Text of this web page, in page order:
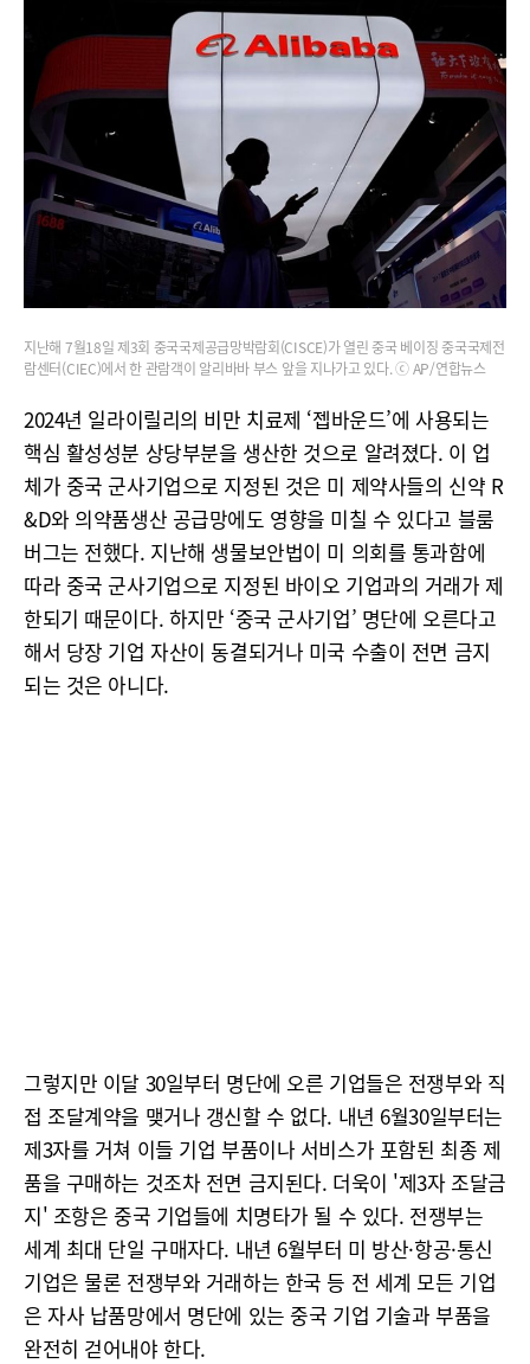
지난해 7월18일 제3회 중국국제공급망박람회(CISCE)가 열린 중국 베이징 중국국제전
람센터(CIEC)에서 한 관람객이 알리바바 부스 앞을 지나가고 있다. ⓒ AP/연합뉴스
2024년 일라이릴리의 비만 치료제 ‘젭바운드’에 사용되는
핵심 활성성분 상당부분을 생산한 것으로 알려졌다. 이 업
체가 중국 군사기업으로 지정된 것은 미 제약사들의 신약 R
&D와 의약품생산 공급망에도 영향을 미칠 수 있다고 블룸
버그는 전했다. 지난해 생물보안법이 미 의회를 통과함에
따라 중국 군사기업으로 지정된 바이오 기업과의 거래가 제
한되기 때문이다. 하지만 ‘중국 군사기업’ 명단에 오른다고
해서 당장 기업 자산이 동결되거나 미국 수출이 전면 금지
되는 것은 아니다.
그렇지만 이달 30일부터 명단에 오른 기업들은 전쟁부와 직
접 조달계약을 맺거나 갱신할 수 없다. 내년 6월30일부터는
제3자를 거쳐 이들 기업 부품이나 서비스가 포함된 최종 제
품을 구매하는 것조차 전면 금지된다. 더욱이 '제3자 조달금
지' 조항은 중국 기업들에 치명타가 될 수 있다. 전쟁부는
세계 최대 단일 구매자다. 내년 6월부터 미 방산·항공·통신
기업은 물론 전쟁부와 거래하는 한국 등 전 세계 모든 기업
은 자사 납품망에서 명단에 있는 중국 기업 기술과 부품을
완전히 걷어내야 한다.